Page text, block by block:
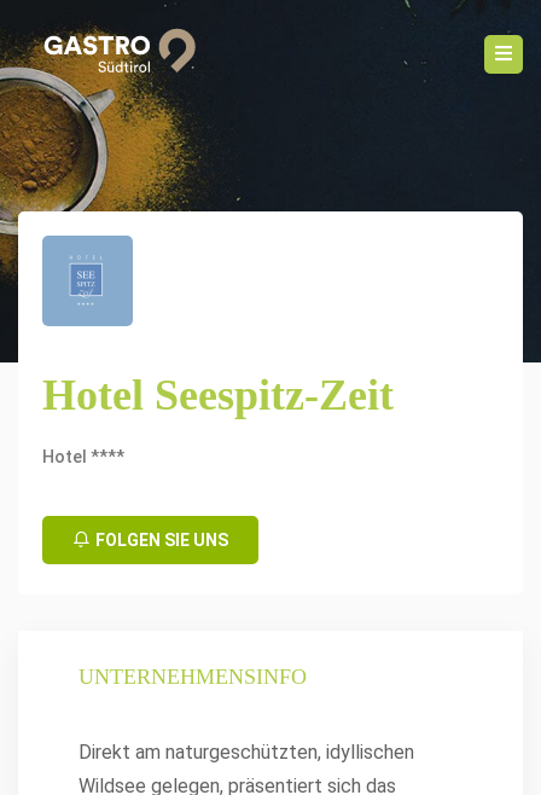
Hotel Seespitz-Zeit
Hotel ****
FOLGEN SIE UNS
UNTERNEHMENSINFO
Direkt am naturgeschützten, idyllischen
Wildsee gelegen, präsentiert sich das